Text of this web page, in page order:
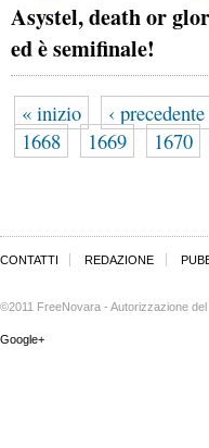
Asystel, death or
ed è semifinale!
« inizio ‹ precedente
1668
1669 1670
CONTATTI REDAZIONE
©2011 FreeNovara - Autorizzazione
Google+